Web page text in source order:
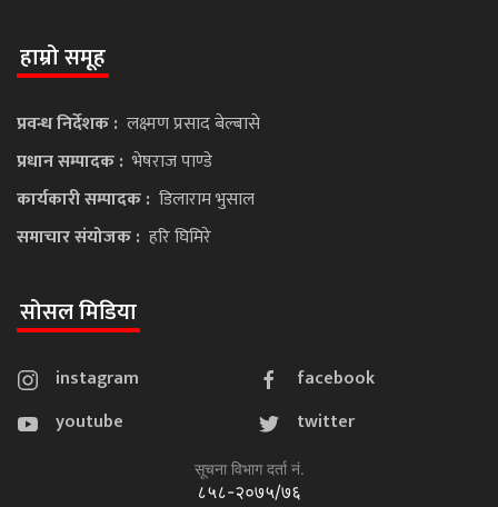
हाम्रो समूह
प्रवन्ध निर्देशक : लक्ष्मण प्रसाद बेल्बासे
प्रधान सम्पादक : भेषराज पाण्डे
कार्यकारी सम्पादक : डिलाराम भुसाल
समाचार संयोजक : हरि घिमिरे
सोसल मिडिया
instagram
facebook
youtube
twitter
सूचना विभाग दर्ता नं.
८५८-२०७५/७६